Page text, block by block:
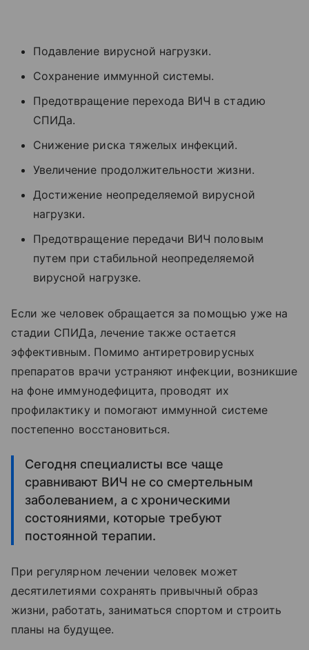
Подавление вирусной нагрузки.
Сохранение иммунной системы.
Предотвращение перехода ВИЧ в стадию
СПИДа.
Снижение риска тяжелых инфекций.
Увеличение продолжительности жизни.
Достижение неопределяемой вирусной
нагрузки.
Предотвращение передачи ВИЧ половым
путем при стабильной неопределяемой
вирусной нагрузке.
Если же человек обращается за помощью уже на
стадии СПИДа, лечение также остается
эффективным. Помимо антиретровирусных
препаратов врачи устраняют инфекции, возникшие
на фоне иммунодефицита, проводят их
профилактику и помогают иммунной системе
постепенно восстановиться.
Сегодня специалисты все чаще
сравнивают ВИЧ не со смертельным
заболеванием, а с хроническими
состояниями, которые требуют
постоянной терапии.
При регулярном лечении человек может
десятилетиями сохранять привычный образ
жизни, работать, заниматься спортом и строить
планы на будущее.